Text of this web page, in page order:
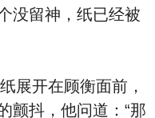
没留神，纸已经被
展开在顾衡面前，
颤抖，他问道：“那